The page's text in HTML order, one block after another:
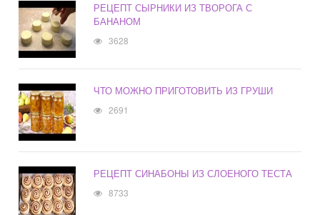
РЕЦЕПТ СЫРНИКИ ИЗ ТВОРОГА С
БАНАНОМ
3628
ЧТО МОЖНО ПРИГОТОВИТЬ ИЗ ГРУШИ
2691
РЕЦЕПТ СИНАБОНЫ ИЗ СЛОЕНОГО ТЕСТА
8733